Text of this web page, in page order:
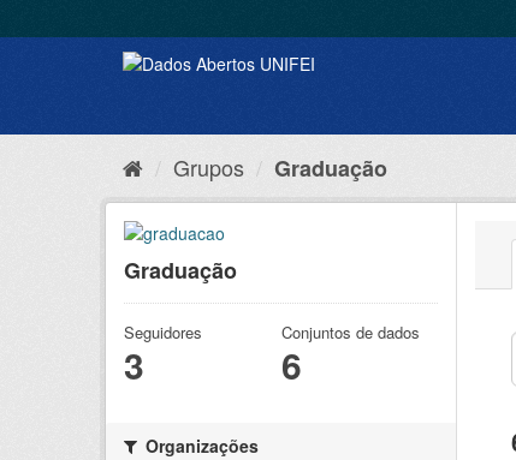
Grupos Graduação
Graduação
Seguidores
3
Conjuntos de dados
6
Organizações